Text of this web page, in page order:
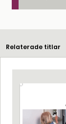
Relaterade titlar